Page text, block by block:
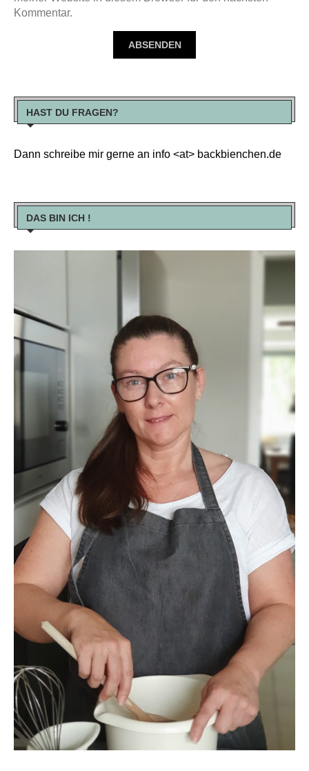
Kommentar.
HAST DU FRAGEN?
Dann schreibe mir gerne an info <at> backbienchen.de
DAS BIN ICH !